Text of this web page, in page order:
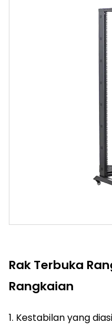
Rak Terbuka
Rangkaian
1. Kestabilan yang